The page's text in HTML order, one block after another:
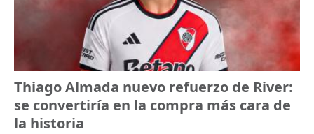
Thiago Almada nuevo refuerzo de River:
se convertiría en la compra más cara de
la historia